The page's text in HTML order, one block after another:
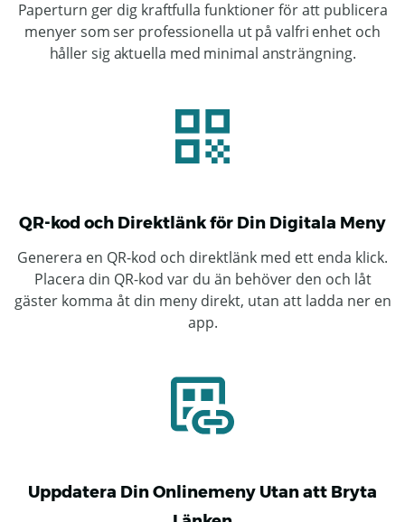
Paperturn ger dig kraftfulla funktioner för att publicera
menyer som ser professionella ut på valfri enhet och
håller sig aktuella med minimal ansträngning.
QR-kod och Direktlänk för Din Digitala Meny
Generera en QR-kod och direktlänk med ett enda klick.
Placera din QR-kod var du än behöver den och låt
gäster komma åt din meny direkt, utan att ladda ner en
app.
Uppdatera Din Onlinemeny Utan att Bryta